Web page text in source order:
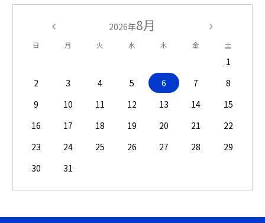
2026年8月
日 月 火 水 木 金 土
1
2
3 4 5 6 7
8
9
10 11 12 13 14
15
16
17 18 19 20 21
22
23
24 25 26 27 28
29
30
31